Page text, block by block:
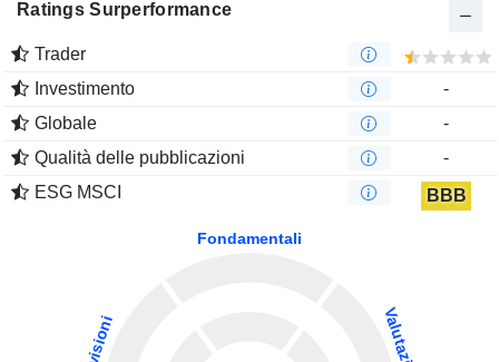
Ratings Surperformance
Trader
Investimento
-
Globale
-
Qualità delle pubblicazioni
-
ESG MSCI
BBB